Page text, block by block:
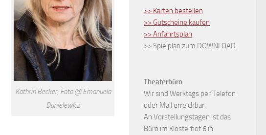
Kathrin Becker, Foto @ Emanuela
Danielewicz
>> Karten bestellen
>> Gutscheine kaufen
>> Anfahrtsplan
>> Spielplan zum DOWNLOAD
Theaterbüro
Wir sind Werktags per Telefon
oder Mail erreichbar.
An Vorstellungstagen ist das
Büro im Klosterhof 6 in